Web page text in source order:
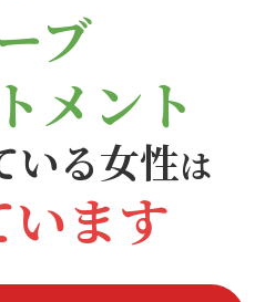
ブ
メント
いる女性は
ます